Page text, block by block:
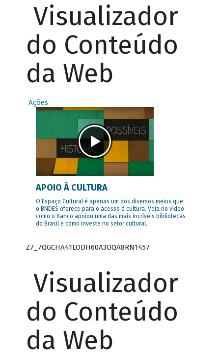
Visualizador
do Conteúdo
da Web
Ações
APOIO À CULTURA
O Espaço Cultural é apenas um dos diversos meios que
o BNDES oferece para o acesso à cultura. Veja no vídeo
como o Banco apoiou uma das mais incríveis bibliotecas
do Brasil e como investe no setor cultural.
Z7_7QGCHA41LODH60A3OQA8RN1457
Visualizador
do Conteúdo
da Web